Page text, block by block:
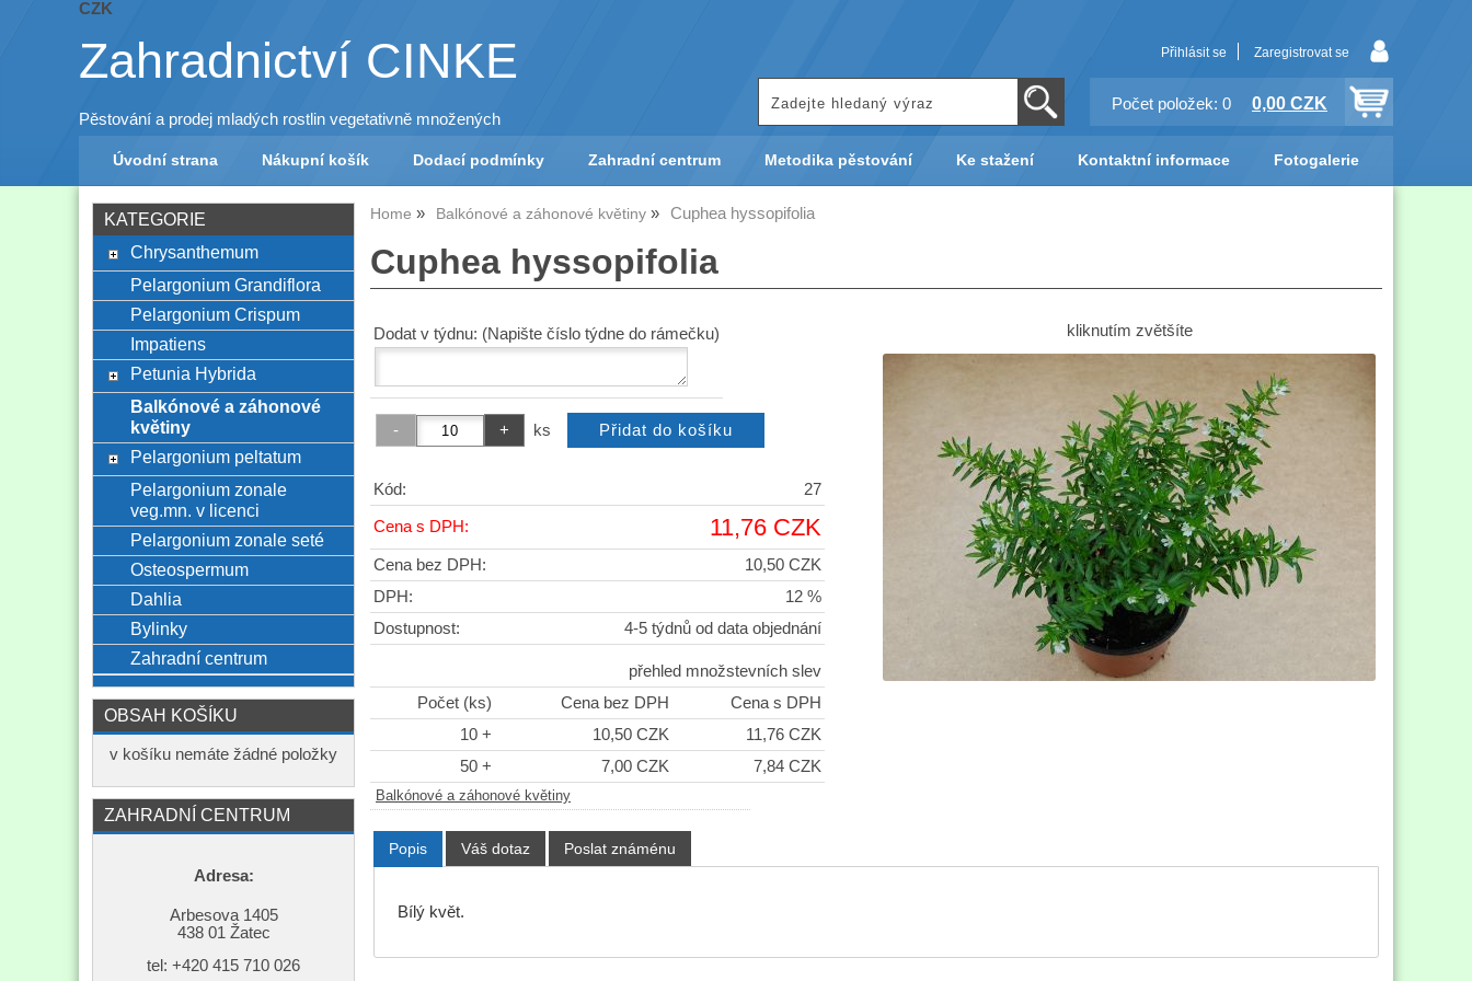
CZK
Přihlásit se Zaregistrovat se
Počet položek: 0 0,00 CZK
Zahradnictví CINKE
Pěstování a prodej mladých rostlin vegetativně množených
Úvodní strana Nákupní košík Dodací podmínky Zahradní centrum Metodika pěstování Ke stažení Kontaktní informace Fotogalerie
Home Balkónové a záhonové květiny Cuphea hyssopifolia
Cuphea hyssopifolia
kliknutím zvětšíte
Dodat v týdnu: (Napište číslo týdne do rámečku)
ks
Kód: 27
Cena s DPH: 11,76 CZK
Cena bez DPH:
10,50 CZK
DPH:
12 %
Dostupnost:
4-5 týdnů od data objednání
přehled množstevních slev
Počet (ks)
Cena bez DPH
Cena s DPH
10 +
10,50 CZK
11,76 CZK
50 +
7,00 CZK 7,84 CZK
Balkónové a záhonové květiny
Popis Váš dotaz Poslat známénu
Bílý květ.
KATEGORIE
Chrysanthemum
Pelargonium Grandiflora
Pelargonium Crispum
Impatiens
Petunia Hybrida
Balkónové a záhonové
květiny
Pelargonium peltatum
Pelargonium zonale
veg.mn. v licenci
Pelargonium zonale seté
Osteospermum
Dahlia
Bylinky
Zahradní centrum
OBSAH KOŠÍKU
v košíku nemáte žádné položky
ZAHRADNÍ CENTRUM
Adresa:
Arbesova 1405
438 01 Žatec
tel: +420 415 710 026